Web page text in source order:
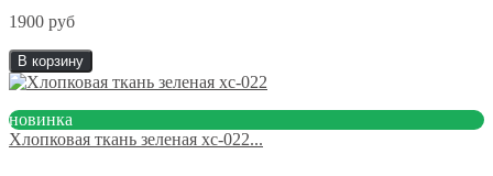
1900 руб
В корзину
новинка
Хлопковая ткань зеленая хс-022...